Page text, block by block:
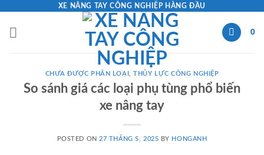
content
XE NÂNG TAY CÔNG NGHIỆP HÀNG ĐẦU
0
CHƯA ĐƯỢC PHÂN LOẠI ,THỦY LỰC CÔNG NGHIỆP
So sánh giá các loại phụ tùng phổ biến
xe nâng tay
POSTED ON 27 THÁNG 5, 2025 BY HONGANH